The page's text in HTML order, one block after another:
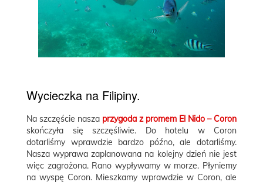
Wycieczka na Filipiny.
Na szczęście nasza przygoda z promem El Nido – Coron
skończyła się szczęśliwie. Do hotelu w Coron
dotarliśmy wprawdzie bardzo późno, ale dotarliśmy.
Nasza wyprawa zaplanowana na kolejny dzień nie jest
więc zagrożona. Rano wypływamy w morze. Płyniemy
na wyspę Coron. Mieszkamy wprawdzie w Coron, ale